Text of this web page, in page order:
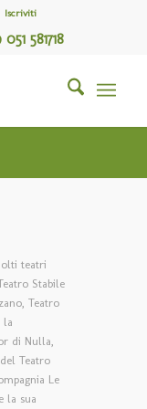
Iscriviti
581718
teatri
Stabile
Teatro
la
di Nulla,
Teatro
Le
la sua